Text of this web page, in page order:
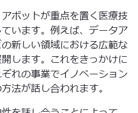
ボットが重点を置く医療技
います。例えば、データア
新しい領域における広範な
します。これをきっかけに
れの事業でイノベーション
法が話し合われます。